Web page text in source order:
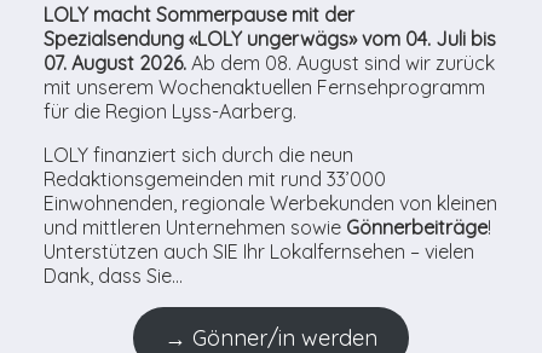
LOLY macht Sommerpause mit der
Spezialsendung «LOLY ungerwägs» vom 04. Juli bis
07. August 2026. Ab dem 08. August sind wir zurück
mit unserem Wochenaktuellen Fernsehprogramm
für die Region Lyss-Aarberg.
LOLY finanziert sich durch die neun
Redaktionsgemeinden mit rund 33’000
Einwohnenden, regionale Werbekunden von kleinen
und mittleren Unternehmen sowie Gönnerbeiträge!
Unterstützen auch SIE Ihr Lokalfernsehen – vielen
Dank, dass Sie…
→ Gönner/in werden